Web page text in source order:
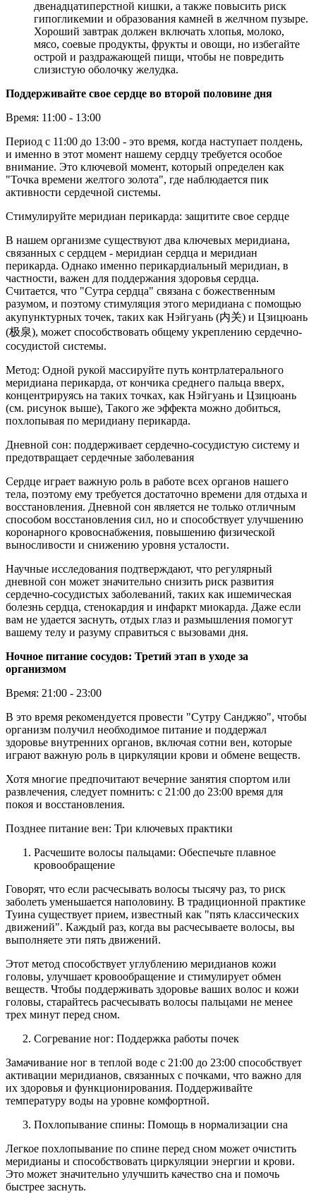
двенадцатиперстной кишки, а также повысить риск
гипогликемии и образования камней в желчном пузыре.
Хороший завтрак должен включать хлопья, молоко,
мясо, соевые продукты, фрукты и овощи, но избегайте
острой и раздражающей пищи, чтобы не повредить
слизистую оболочку желудка.
Поддерживайте свое сердце во второй половине дня
Время: 11:00 - 13:00
Период с 11:00 до 13:00 - это время, когда наступает полдень,
и именно в этот момент нашему сердцу требуется особое
внимание. Это ключевой момент, который определен как
"Точка времени желтого золота", где наблюдается пик
активности сердечной системы.
Стимулируйте меридиан перикарда: защитите свое сердце
В нашем организме существуют два ключевых меридиана,
связанных с сердцем - меридиан сердца и меридиан
перикарда. Однако именно перикардиальный меридиан, в
частности, важен для поддержания здоровья сердца.
Считается, что "Сутра сердца" связана с божественным
разумом, и поэтому стимуляция этого меридиана с помощью
акупунктурных точек, таких как Нэйгуань (内关) и Цзицюань
(极泉), может способствовать общему укреплению сердечно-
сосудистой системы.
Метод: Одной рукой массируйте путь контрлатерального
меридиана перикарда, от кончика среднего пальца вверх,
концентрируясь на таких точках, как Нэйгуань и Цзицюань
(см. рисунок выше), Такого же эффекта можно добиться,
похлопывая по меридиану перикарда.
Дневной сон: поддерживает сердечно-сосудистую систему и
предотвращает сердечные заболевания
Сердце играет важную роль в работе всех органов нашего
тела, поэтому ему требуется достаточно времени для отдыха и
восстановления. Дневной сон является не только отличным
способом восстановления сил, но и способствует улучшению
коронарного кровоснабжения, повышению физической
выносливости и снижению уровня усталости.
Научные исследования подтверждают, что регулярный
дневной сон может значительно снизить риск развития
сердечно-сосудистых заболеваний, таких как ишемическая
болезнь сердца, стенокардия и инфаркт миокарда. Даже если
вам не удается заснуть, отдых глаз и размышления помогут
вашему телу и разуму справиться с вызовами дня.
Ночное питание сосудов: Третий этап в уходе за
организмом
Время: 21:00 - 23:00
В это время рекомендуется провести "Сутру Санджяо", чтобы
организм получил необходимое питание и поддержал
здоровье внутренних органов, включая сотни вен, которые
играют важную роль в циркуляции крови и обмене веществ.
Хотя многие предпочитают вечерние занятия спортом или
развлечения, следует помнить: с 21:00 до 23:00 время для
покоя и восстановления.
Позднее питание вен: Три ключевых практики
Расчешите волосы пальцами: Обеспечьте плавное
кровообращение
Говорят, что если расчесывать волосы тысячу раз, то риск
заболеть уменьшается наполовину. В традиционной практике
Туина существует прием, известный как "пять классических
движений". Каждый раз, когда вы расчесываете волосы, вы
выполняете эти пять движений.
Этот метод способствует углублению меридианов кожи
головы, улучшает кровообращение и стимулирует обмен
веществ. Чтобы поддерживать здоровье ваших волос и кожи
головы, старайтесь расчесывать волосы пальцами не менее
трех минут перед сном.
Согревание ног: Поддержка работы почек
Замачивание ног в теплой воде с 21:00 до 23:00 способствует
активации меридианов, связанных с почками, что важно для
их здоровья и функционирования. Поддерживайте
температуру воды на уровне комфортной.
Похлопывание спины: Помощь в нормализации сна
Легкое похлопывание по спине перед сном может очистить
меридианы и способствовать циркуляции энергии и крови.
Это может значительно улучшить качество сна и помочь
быстрее заснуть.